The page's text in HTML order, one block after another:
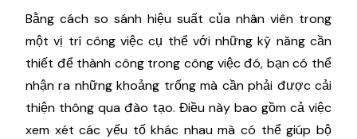
Bằng cách so sánh hiệu suất của nhân viên trong
một vị trí công việc cụ thể với những kỹ năng cần
thiết để thành công trong công việc đó, bạn có thể
nhận ra những khoảng trống mà cần phải được cải
thiện thông qua đào tạo. Điều này bao gồm cả việc
xem xét các yếu tố khác nhau mà có thể giúp bộ